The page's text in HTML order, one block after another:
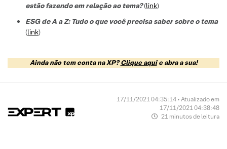
estão fazendo em relação ao tema?(link)
ESG de A a Z: Tudo o que você precisa saber sobre o tema
(link)
Ainda não tem conta na XP?Clique aquie abra a sua!
17/11/2021 04:35:14 • Atualizado em
17/11/2021 04:38:48
21 minutos de leitura